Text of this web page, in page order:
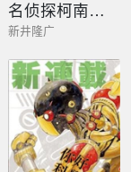
名侦探柯南：零的日常
新井隆广